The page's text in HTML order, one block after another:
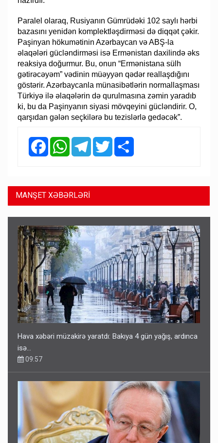
Paralel olaraq, Rusiyanın Gümrüdəki 102 saylı hərbi
bazasını yenidən komplektləşdirməsi də diqqət çəkir.
Paşinyan hökumətinin Azərbaycan və ABŞ-la
əlaqələri gücləndirməsi isə Ermənistan daxilində əks
reaksiya doğurmur. Bu, onun “Ermənistana sülh
gətirəcəyəm” vədinin müəyyən qədər reallaşdığını
göstərir. Azərbaycanla münasibətlərin normallaşması
Türkiyə ilə əlaqələrin də qurulmasına zəmin yaradıb
ki, bu da Paşinyanın siyasi mövqeyini gücləndirir. O,
qarşıdan gələn seçkilərə bu tezislərlə gedəcək”.
FacebookWhatsAppTelegramTwitter
MANŞET XƏBƏRLƏRİ
Hava xəbəri müzakirə yaratdı: Bakıya 4 gün yağış, ardınca
isə…
09:57